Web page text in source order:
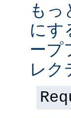
もっ
にす
ープ
レク